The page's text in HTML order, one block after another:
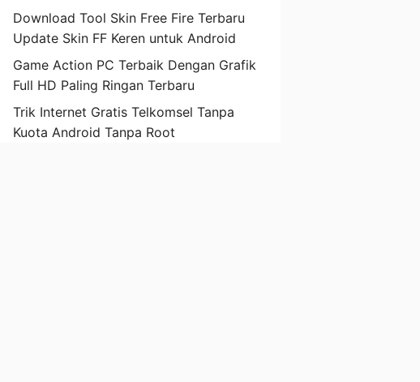
Download Tool Skin Free Fire Terbaru
Update Skin FF Keren untuk Android
Game Action PC Terbaik Dengan Grafik
Full HD Paling Ringan Terbaru
Trik Internet Gratis Telkomsel Tanpa
Kuota Android Tanpa Root